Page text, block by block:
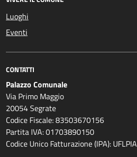
Luoghi
Eventi
CONTATTI
Palazzo Comunale
Via Primo Maggio
20054 Segrate
Codice Fiscale: 83503670156
Partita IVA: 01703890150
Codice Unico Fatturazione (IPA): UFLPIA